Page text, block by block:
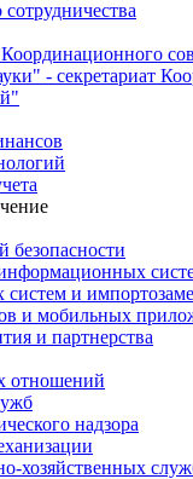
- секретариат
и
и мобильных
и партнерства
отношений
надзора
хозяйственных